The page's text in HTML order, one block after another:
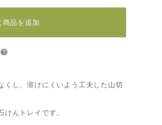
商品を追加
くし、溶けにくいよう工夫した山切
けんトレイです。